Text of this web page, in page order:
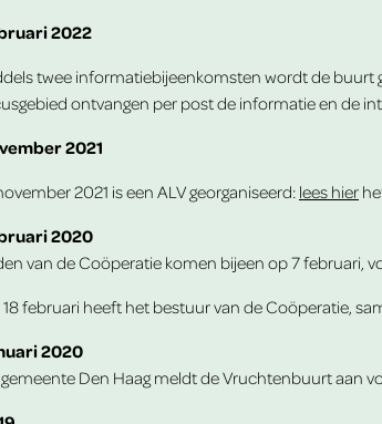
2022
tweeinformatiebijeenkomsten wordt de buurt
ontvangen per post de informatie en de
2021
2021 is een ALV georganiseerd: lees hier
2020
van de Coöperatie komen bijeen op 7 februari,
februari heeft het bestuur van de Coöperatie,
2020
Den Haag meldt de Vruchtenbuurt aan